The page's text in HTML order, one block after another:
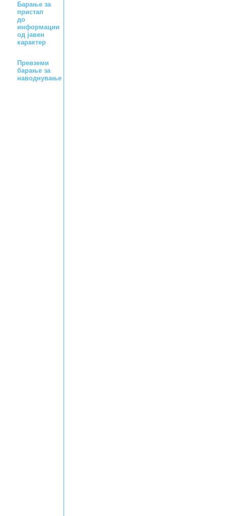
Барање за
пристап
до
информации
од јавен
карактер
Превземи
барање за
наводнување